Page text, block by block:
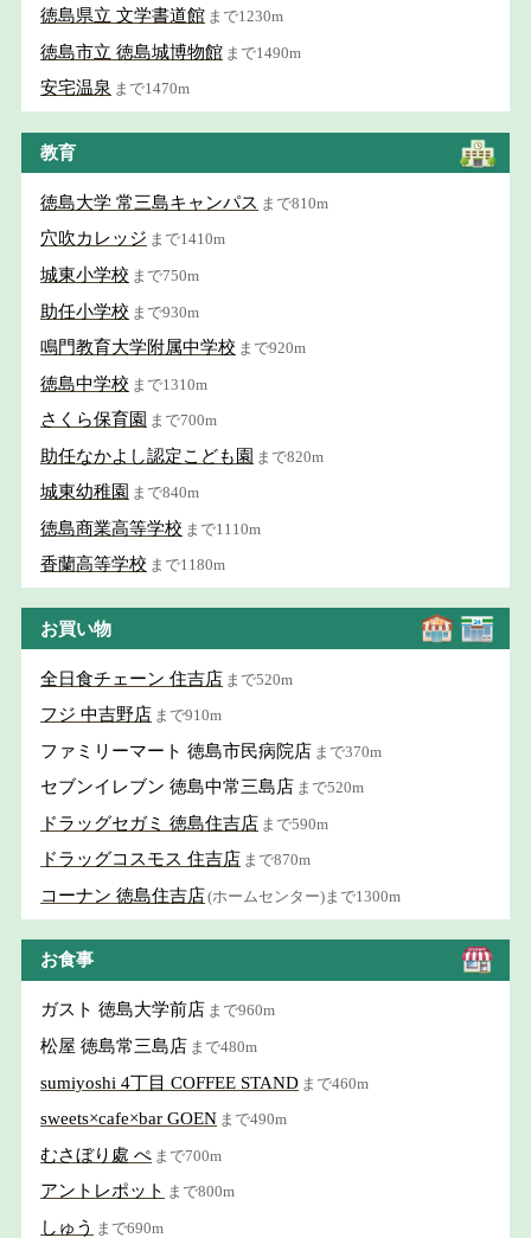
徳島県立 文学書道館 まで1230m
徳島市立 徳島城博物館 まで1490m
安宅温泉 まで1470m
教育
徳島大学 常三島キャンパス まで810m
穴吹カレッジ まで1410m
城東小学校 まで750m
助任小学校 まで930m
鳴門教育大学附属中学校 まで920m
徳島中学校 まで1310m
さくら保育園 まで700m
助任なかよし認定こども園 まで820m
城東幼稚園 まで840m
徳島商業高等学校 まで1110m
香蘭高等学校 まで1180m
お買い物
全日食チェーン 住吉店 まで520m
フジ 中吉野店 まで910m
ファミリーマート 徳島市民病院店 まで370m
セブンイレブン 徳島中常三島店 まで520m
ドラッグセガミ 徳島住吉店 まで590m
ドラッグコスモス 住吉店 まで870m
コーナン 徳島住吉店(ホームセンター)まで1300m
お食事
ガスト 徳島大学前店 まで960m
松屋 徳島常三島店 まで480m
sumiyoshi 4丁目 COFFEE STAND まで460m
sweets×cafe×bar GOEN まで490m
むさぼり處 ぺ まで700m
アントレポット まで800m
しゅう まで690m